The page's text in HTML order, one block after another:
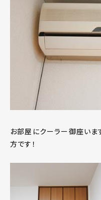
お部屋にクーラー御座いま
方です！